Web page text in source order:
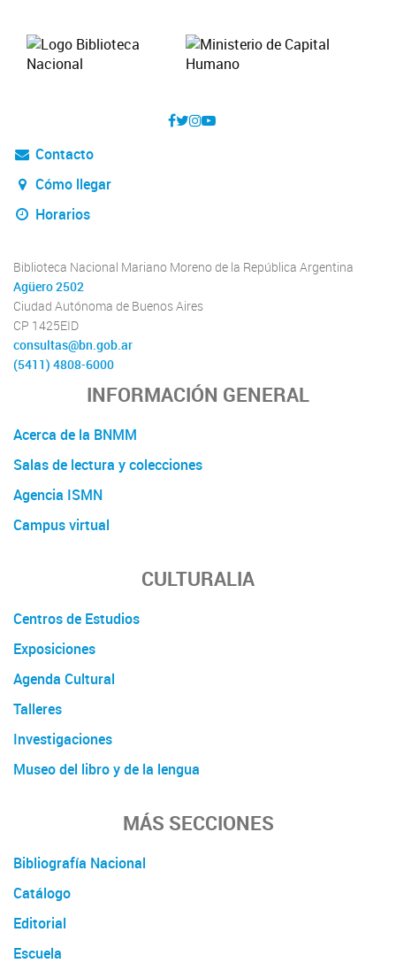
Contacto
Cómo llegar
Horarios
Biblioteca Nacional Mariano Moreno de la República Argentina
Agüero 2502
Ciudad Autónoma de Buenos Aires
CP 1425EID
consultas@bn.gob.ar
(5411) 4808-6000
INFORMACIÓN GENERAL
Acerca de la BNMM
Salas de lectura y colecciones
Agencia ISMN
Campus virtual
CULTURALIA
Centros de Estudios
Exposiciones
Agenda Cultural
Talleres
Investigaciones
Museo del libro y de la lengua
MÁS SECCIONES
Bibliografía Nacional
Catálogo
Editorial
Escuela